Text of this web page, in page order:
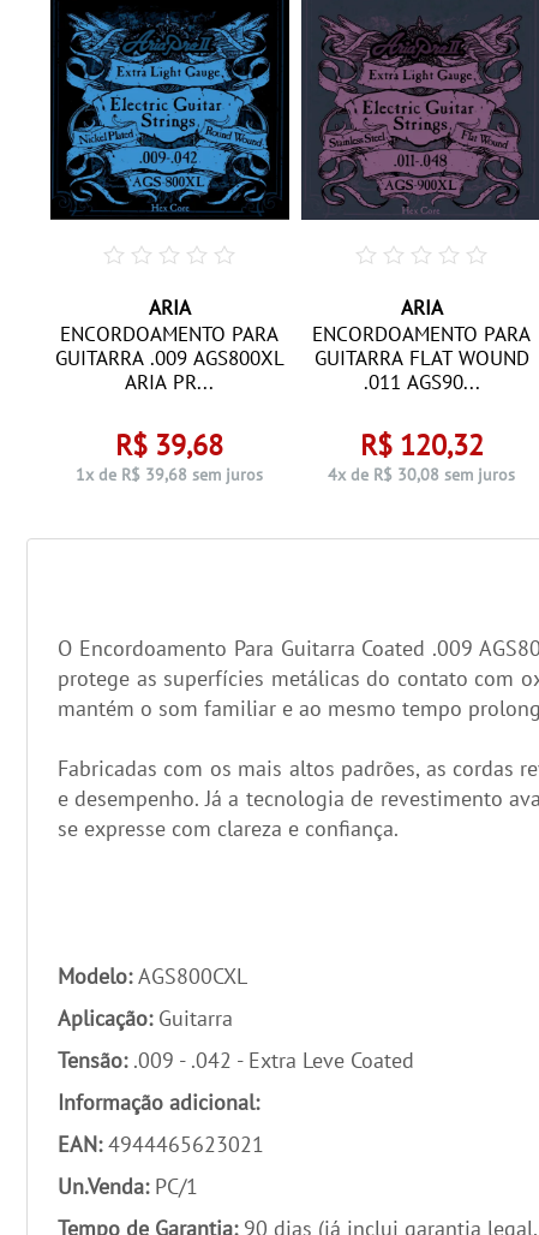
ARIA
ENCORDOAMENTO PARA
GUITARRA .009 AGS800XL
ARIA PR...
R$ 39,68
1x de R$ 39,68 sem juros
ARIA
ENCORDOAMENTO PARA
GUITARRA FLAT WOUND
.011 AGS90...
R$ 120,32
4x de R$ 30,08 sem juros
O Encordoamento Para Guitarra Coated .009
protege as superfícies metálicas do contato com
mantém o som familiar e ao mesmo tempo
Fabricadas com os mais altos padrões, as cordas
e desempenho. Já a tecnologia de revestimento
se expresse com clareza e confiança.
Modelo:AGS800CXL
Aplicação: Guitarra
Tensão: .009 - .042 - Extra Leve Coated
Informação adicional:
EAN:4944465623021
Un.Venda: PC/1
Tempo de Garantia: 90 dias (já inclui garantia legal,